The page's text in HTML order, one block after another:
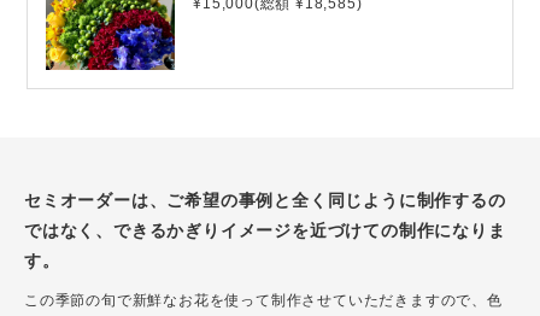
¥15,000(総額 ¥18,585)
セミオーダーは、ご希望の事例と全く同じように制作するの
ではなく、できるかぎりイメージを近づけての制作になりま
す。
この季節の旬で新鮮なお花を使って制作させていただきますので、色